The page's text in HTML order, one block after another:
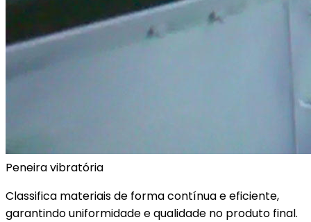
Peneiravibratória
Classifica materiais de forma contínua e eficiente,
garantindo uniformidade e qualidade no produto final.